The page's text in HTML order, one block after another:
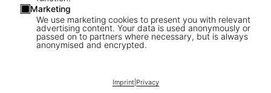
Marketing
We use marketing cookies to present you with relevant
advertising content. Your data is used anonymously or
passed on to partners where necessary, but is always
anonymised and encrypted.
Imprint| Privacy
1/7
US$ 20